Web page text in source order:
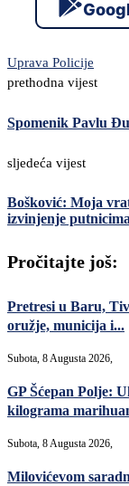
Uprava Policije
prethodna vijest
Spomenik Pavlu
sljedeća vijest
Bošković: Moja
izvinjenje putnicima
Pročitajte još:
Pretresi u Baru,
oružje, municija i...
Subota, 8 Augusta 2026,
GP Šćepan Polje:
kilograma
Subota, 8 Augusta 2026,
Milovićevom